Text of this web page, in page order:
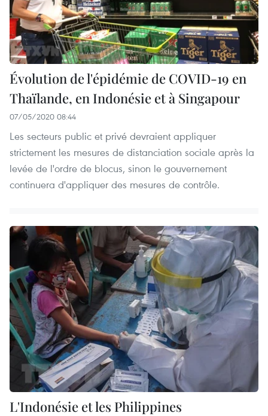
Évolution de l'épidémie de COVID-19 en
Thaïlande, en Indonésie et à Singapour
07/05/2020 08:44
Les secteurs public et privé devraient appliquer
strictement les mesures de distanciation sociale après la
levée de l'ordre de blocus, sinon le gouvernement
continuera d'appliquer des mesures de contrôle.
L'Indonésie et les Philippines